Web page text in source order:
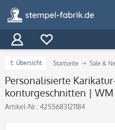
Übersicht Startseite Sale &
Personalisierte
konturgeschnitten |
Artikel-Nr.: 4255683121184